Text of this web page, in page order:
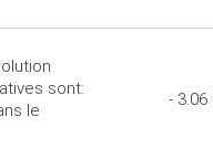
sont:
le
- 3.06